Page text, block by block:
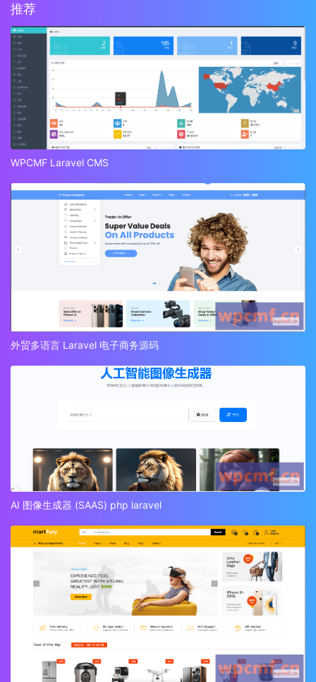
推荐
WPCMF Laravel CMS
外贸多语言 Laravel 电子商务源码
AI 图像生成器 (SAAS) php laravel